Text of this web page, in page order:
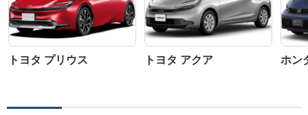
トヨタ プリウス トヨタ アクア ホン